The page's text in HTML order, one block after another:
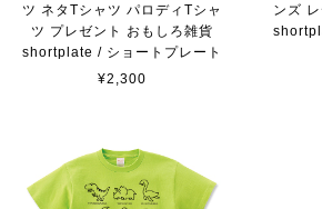
ツ ネタTシャツ パロディTシャ
ツ プレゼント おもしろ雑貨
shortplate / ショートプレート
¥2,300
ンズ